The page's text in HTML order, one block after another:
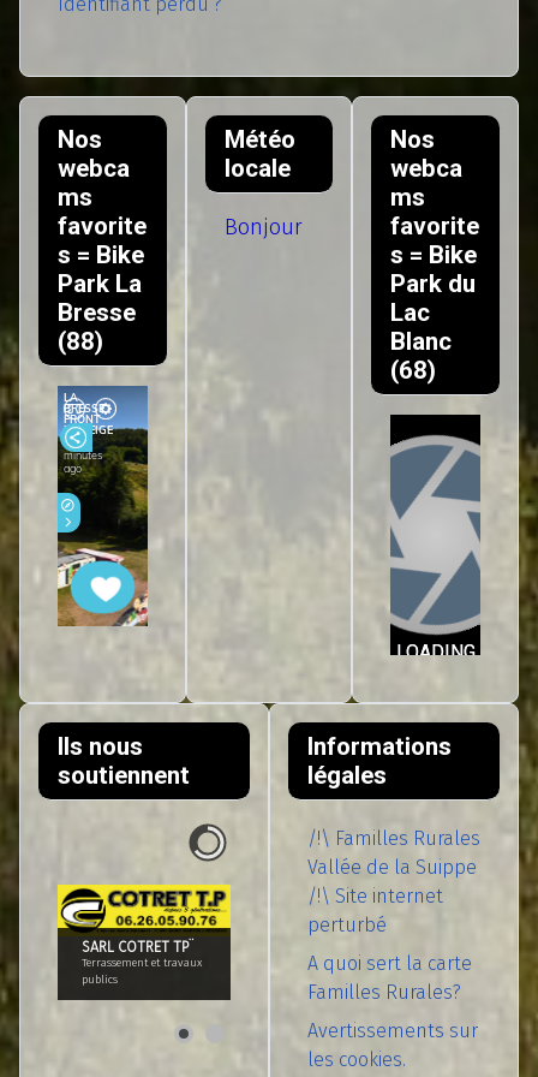
Identifiant perdu ?
Nos
webca
ms
favorite
s = Bike
Park La
Bresse
(88)
Météo
locale
Bonjour
Nos
webca
ms
favorite
s = Bike
Park du
Lac
Blanc
(68)
Ils nous
soutiennent
SARL COTRET TP¨
Terrassement et travaux
publics
Informations
légales
/!\ Familles Rurales
Vallée de la Suippe
/!\ Site internet
perturbé
A quoi sert la carte
Familles Rurales?
Avertissements sur
les cookies.